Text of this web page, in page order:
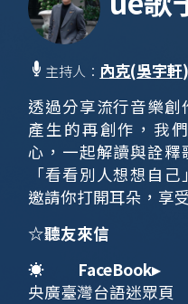
主持人： 內克(吳宇軒)
透過分享流行音樂
產生的再創作，我
心，一起解讀與詮釋
「看看別人想想自
邀請你打開耳朵，享
☆聽友來信
☀ FaceBook▸
央廣臺灣台語迷眾頁